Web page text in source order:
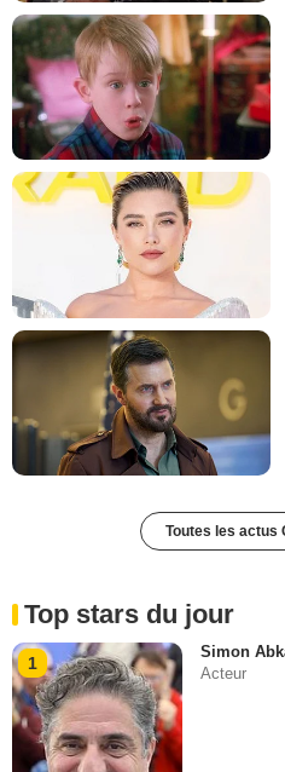
Toutes les actus
Top stars du jour
1
Simon
Acteur